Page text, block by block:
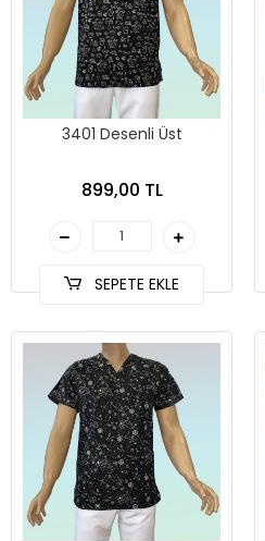
3401 Desenli Üst
899,00 TL
SEPETE EKLE